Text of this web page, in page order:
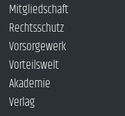
Mitgliedschaft
Rechtsschutz
Vorsorgewerk
Vorteilswelt
Akademie
Verlag